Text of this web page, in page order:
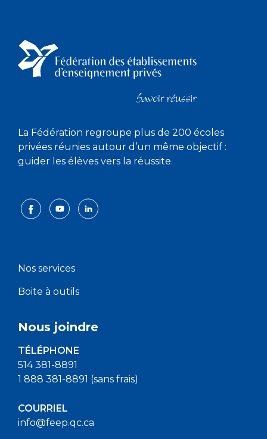
La Fédération regroupe plus de 200 écoles
privées réunies autour d’un même objectif :
guider les élèves vers la réussite.
Nos services
Boite à outils
Nous joindre
TÉLÉPHONE
514 381-8891
1 888 381-8891 (sans frais)
COURRIEL
info@feep.qc.ca